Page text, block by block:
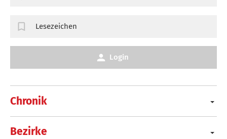
Chronik
Bezirke
Lesezeichen
Login